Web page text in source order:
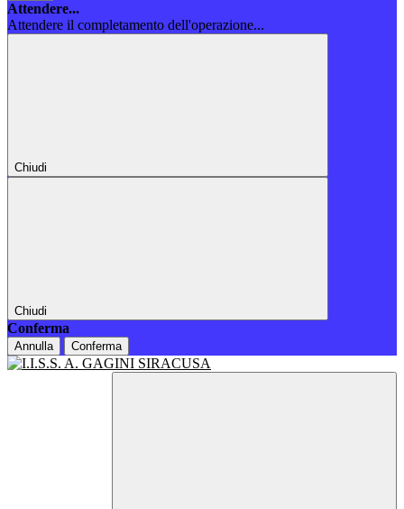
Attendere...
Attendere il completamento dell'operazione...
Chiudi
Chiudi
Conferma
Annulla Conferma